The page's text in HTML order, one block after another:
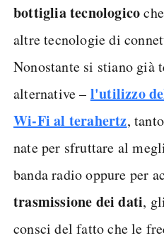
bottiglia tecnologico
altre tecnologie di
Nonostante si stiano già
alternative – l'utilizzo
Wi-Fi al terahertz,
nate per sfruttare al
banda radio oppure per
trasmissione dei dati,
consci del fatto che le